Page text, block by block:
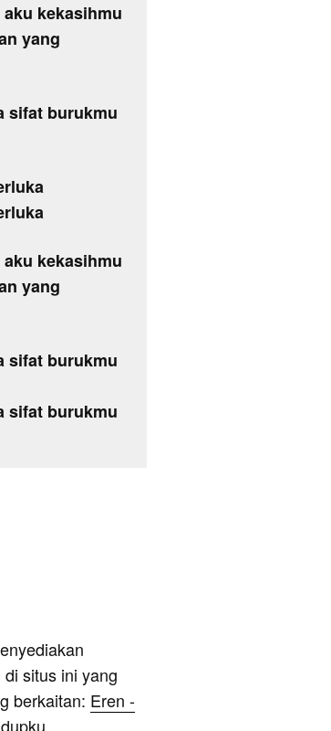
kekasihmu
yang
sifat burukmu
kekasihmu
yang
sifat burukmu
sifat burukmu
situs ini yang
berkaitan: Eren -